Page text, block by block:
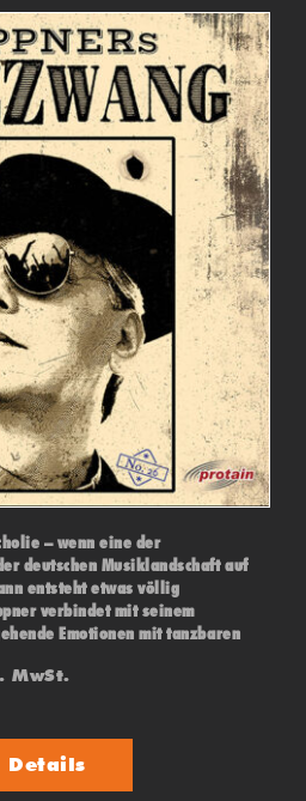
– wenn eine der
deutschen Musiklandschaft auf
entsteht etwas völlig
verbindet mit seinem
Emotionen mit tanzbaren
MwSt.
Details